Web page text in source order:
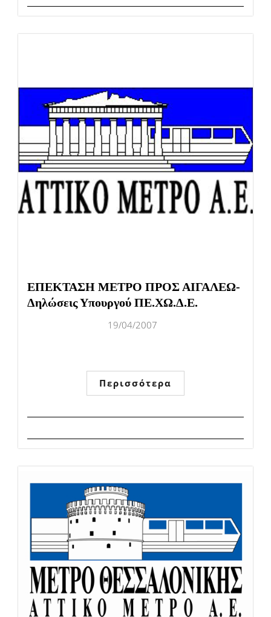
ΕΠΕΚΤΑΣΗ ΜΕΤΡΟ ΠΡΟΣ ΑΙΓΑΛΕΩ-
Δηλώσεις Υπουργού ΠΕ.ΧΩ.Δ.Ε.
19/04/2007
Περισσότερα